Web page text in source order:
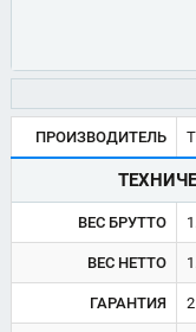
ПРОИЗВОДИТЕЛЬ
ВЕС БРУТТО
ВЕС НЕТТО
ГАРАНТИЯ